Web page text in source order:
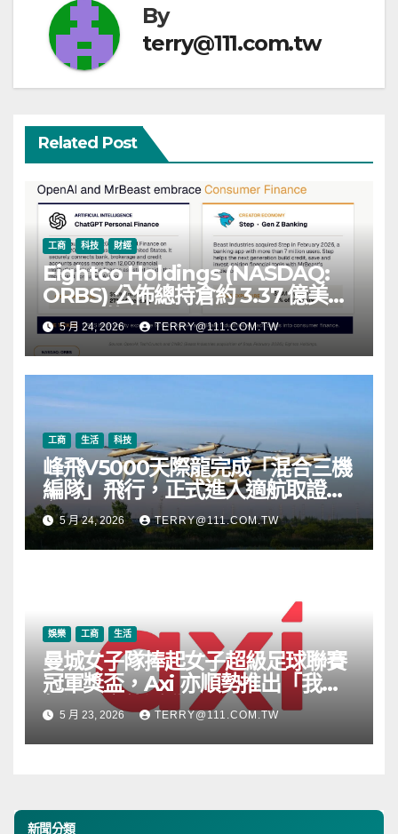
By
terry@111.com.tw
Related Post
工商 科技 財經
Eightco Holdings (NASDAQ:
ORBS) 公佈總持倉約 3.37 億美
元，涵蓋 OpenAI、Beast
Industries、超過 11,000 枚以太
幣 (ETH) 及逾 2.83 億枚 WLD 代
5 月 24, 2026 TERRY@111.COM.TW
工商 生活 科技
峰飛V5000天際龍完成「混合三機
編隊」飛行，正式進入適航取證階
段5 月 24, 2026 TERRY@111.COM.TW
娛樂 工商 生活
曼城女子隊捧起女子超級足球聯賽
冠軍獎盃，Axi 亦順勢推出「我的
根源」宣傳活動
5 月 23, 2026 TERRY@111.COM.TW
新聞分類